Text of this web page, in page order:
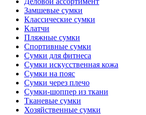
Замшевые сумки
Классические сумки
Клатчи
Пляжные сумки
Спортивные сумки
Сумки для фитнеса
Сумки искусственная кожа
Сумки на пояс
Сумки через плечо
Сумки-шоппер из ткани
Тканевые сумки
Хозяйственные сумки